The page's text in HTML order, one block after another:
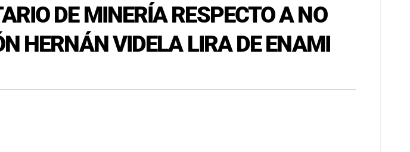
DE MINERÍA RESPECTO A NO
HERNÁN VIDELA LIRA DE ENAMI